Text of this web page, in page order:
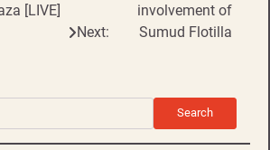
[LIVE]
Next:
involvement of
Sumud Flotilla
Search